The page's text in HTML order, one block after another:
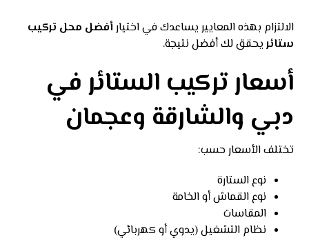
الالتزام بهذه المعايير يساعدك في اختيارأفضل محل تركيب
ستائر يحقق لك أفضل نتيجة.
أسعار تركيب الستائر في
دبي والشارقة وعجمان
تختلف الأسعار حسب:
نوع الستارة
نوع القماش أو الخامة
المقاسات
نظام التشغيل (يدوي أو كهربائي)